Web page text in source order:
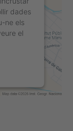
dades
ne els
el